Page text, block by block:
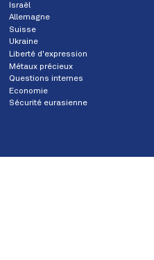
Israël
Allemagne
Suisse
Ukraine
Liberté d'expression
Métaux précieux
Questions internes
Economie
Sécurité eurasienne